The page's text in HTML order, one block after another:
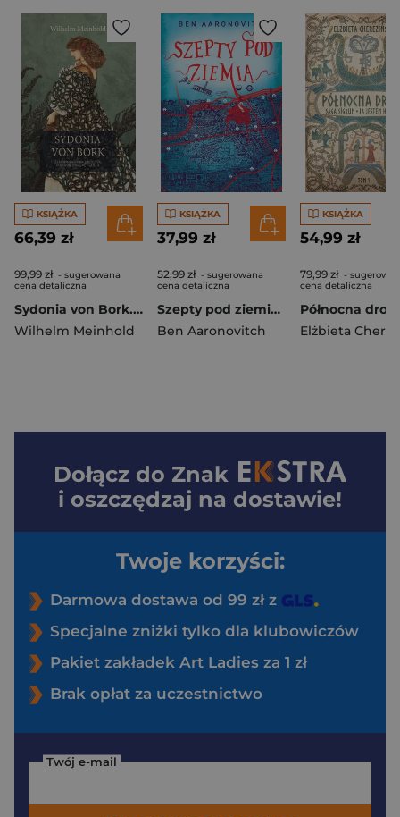
KSIĄŻKA
66,39 zł
99,99 zł - sugerowana
cena detaliczna
Sydonia von Bork. Czarownica, która zniszczyła pomorską dynastię książęcą
Wilhelm Meinhold
KSIĄŻKA
37,99 zł
52,99 zł - sugerowana
cena detaliczna
Szepty pod ziemią. Peter Grant. Tom 3
Ben Aaronovitch
KSIĄŻKA
54,99 zł
79,99 zł -
cena detaliczna
Dołącz do Znak
i oszczędzaj na dostawie!
Twoje korzyści:
Darmowa dostawa od 99 zł z
Specjalne zniżki tylko dla klubowiczów
Pakiet zakładek Art Ladies za 1 zł
Brak opłat za uczestnictwo
Twój e-mail